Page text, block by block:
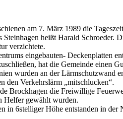
am 7. März 1989 die
Steinhagen heißt Harald
verzichtete.
eingebauten- Deckenplatten
hat die Gemeinde einen
wurden an der Lärmschutzwand
den Verkehrslärm „mitschlucken“.
Brockhagen die Freiwillige
Helfer gewählt wurden.
in 6stelliger Höhe entstanden in